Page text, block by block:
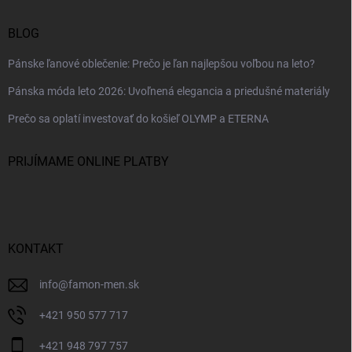
BLOG
Pánske ľanové oblečenie: Prečo je ľan najlepšou voľbou na leto?
Pánska móda leto 2026: Uvoľnená elegancia a priedušné materiály
Prečo sa oplatí investovať do košieľ OLYMP a ETERNA
PRIJÍMAME ONLINE PLATBY
KONTAKT
info@famon-men.sk
+421 950 577 717
+421 948 797 757